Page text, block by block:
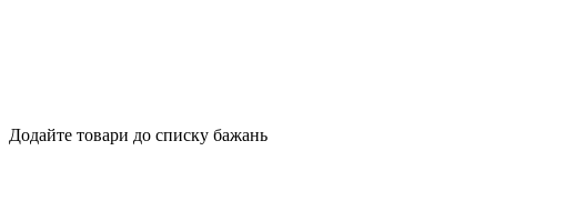
Додайте товари до списку бажань